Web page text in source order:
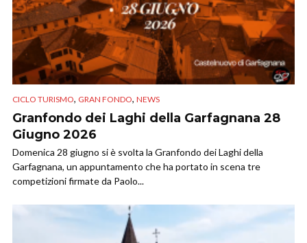
CICLO TURISMO, GRAN FONDO, NEWS
Granfondo dei Laghi della Garfagnana 28
Giugno 2026
Domenica 28 giugno si è svolta la Granfondo dei Laghi della
Garfagnana, un appuntamento che ha portato in scena tre
competizioni firmate da Paolo...